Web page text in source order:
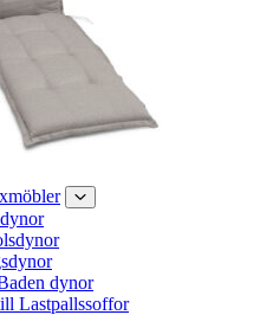
dynor
Lastpallssoffor